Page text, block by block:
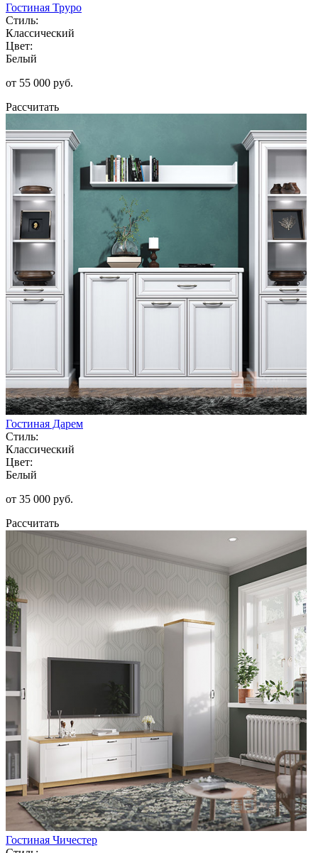
Гостиная Труро
Стиль:
Классический
Цвет:
Белый
от 55 000 руб.
Рассчитать
Гостиная Дарем
Стиль:
Классический
Цвет:
Белый
от 35 000 руб.
Рассчитать
Гостиная Чичестер